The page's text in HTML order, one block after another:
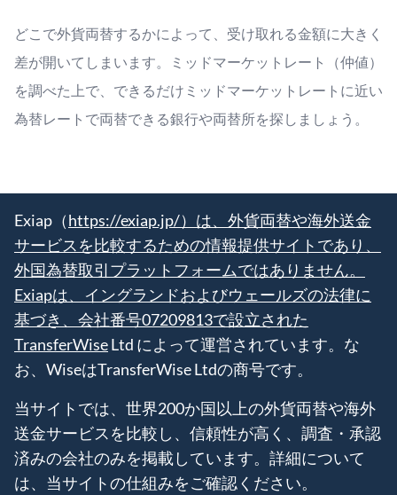
どこで外貨両替するかによって、受け取れる金額に大きく
差が開いてしまいます。ミッドマーケットレート（仲値）
を調べた上で、できるだけミッドマーケットレートに近い
為替レートで両替できる銀行や両替所を探しましょう。
Exiap（https://exiap.jp/）は、外貨両替や海外送金
サービスを比較するための情報提供サイトであり、
外国為替取引プラットフォームではありません。
Exiapは、イングランドおよびウェールズの法律に
基づき、会社番号07209813で設立された
TransferWiseLtd によって運営されています。な
お、WiseはTransferWise Ltdの商号です。
当サイトでは、世界200か国以上の外貨両替や海外
送金サービスを比較し、信頼性が高く、調査・承認
済みの会社のみを掲載しています。詳細について
は、当サイトの仕組みをご確認ください。